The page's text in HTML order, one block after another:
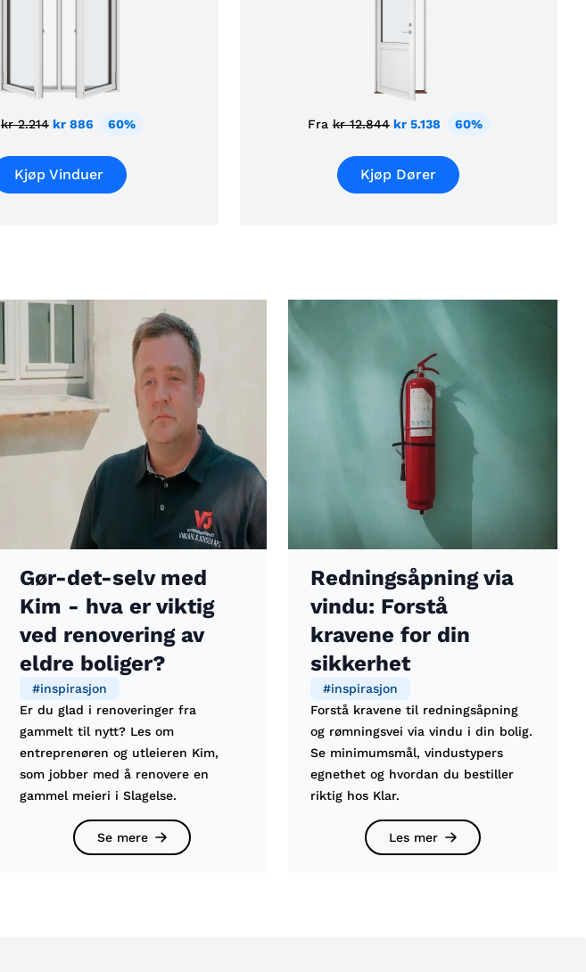
kr 2.214 kr 886 60%
Kjøp Vinduer
Fra kr 12.844 kr 5.138 60%
Kjøp Dører
Gør-det-selv med
Kim - hva er viktig
ved renovering av
eldre boliger?
#inspirasjon
Er du glad i renoveringer fra
gammelt til nytt? Les om
entreprenøren og utleieren Kim,
som jobber med å renovere en
gammel meieri i Slagelse.
Se mere
Redningsåpning via
vindu: Forstå
kravene for din
sikkerhet
#inspirasjon
Forstå kravene til redningsåpning
og rømningsvei via vindu i din bolig.
Se minimumsmål, vindustypers
egnethet og hvordan du bestiller
riktig hos Klar.
Les mer